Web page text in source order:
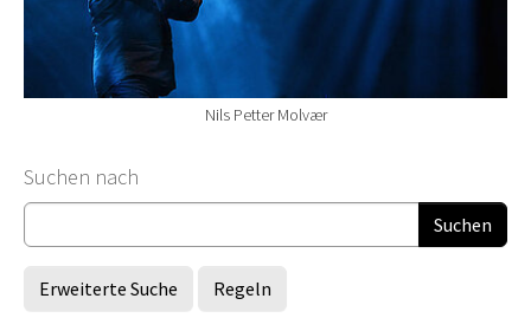
Nils Petter Molvær
Suchformular
Suchen nach
Erweiterte Suche Regeln